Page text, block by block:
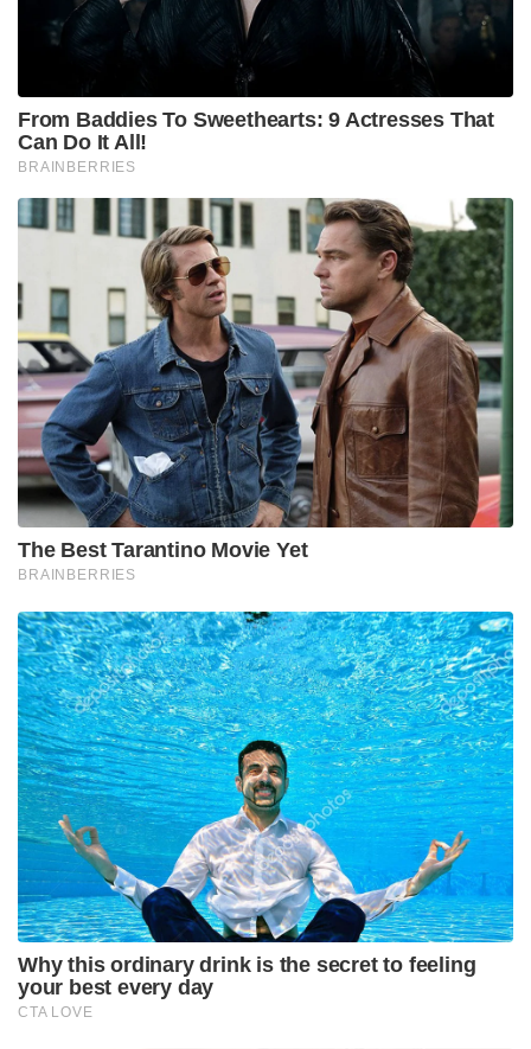
From Baddies To Sweethearts: 9 Actresses That
Can Do It All!
BRAINBERRIES
The Best Tarantino Movie Yet
BRAINBERRIES
Why this ordinary drink is the secret to feeling
your best every day
CTA LOVE